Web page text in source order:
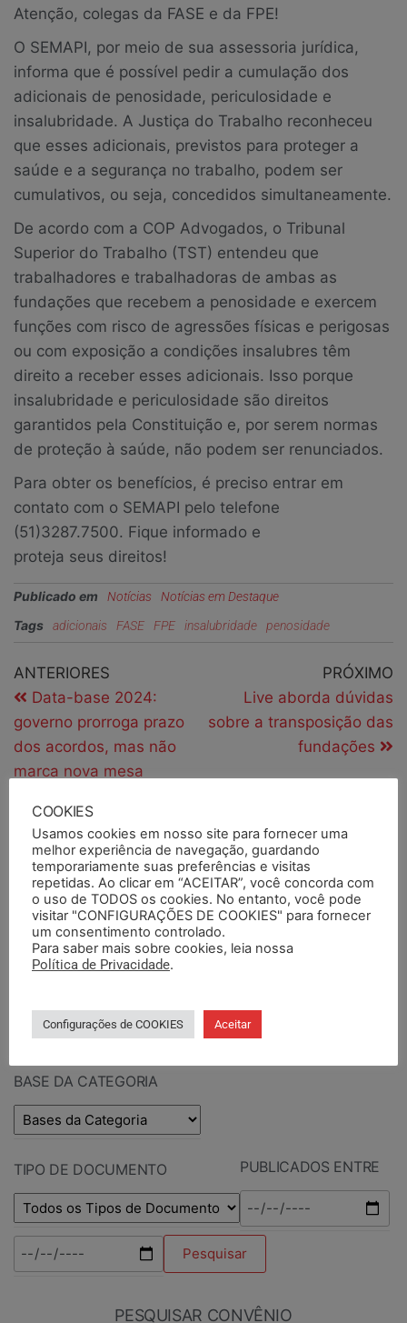
Atenção, colegas da FASE e da FPE!
O SEMAPI, por meio de sua assessoria jurídica,
informa que é possível pedir a cumulação dos
adicionais de penosidade, periculosidade e
insalubridade. A Justiça do Trabalho reconheceu
que esses adicionais, previstos para proteger a
saúde e a segurança no trabalho, podem ser
cumulativos, ou seja, concedidos simultaneamente.
De acordo com a COP Advogados, o Tribunal
Superior do Trabalho (TST) entendeu que
trabalhadores e trabalhadoras de ambas as
fundações que recebem a penosidade e exercem
funções com risco de agressões físicas e perigosas
ou com exposição a condições insalubres têm
direito a receber esses adicionais. Isso porque
insalubridade e periculosidade são direitos
garantidos pela Constituição e, por serem normas
de proteção à saúde, não podem ser renunciados.
Para obter os benefícios, é preciso entrar em
contato com o SEMAPI pelo telefone
(51)3287.7500. Fique informado e
proteja seus direitos!
Publicado em Notícias Notícias em Destaque
Tags adicionais FASE FPE insalubridade penosidade
ANTERIORES
Data-base 2024:
governo prorroga prazo
dos acordos, mas não
marca nova mesa
PRÓXIMO
Live aborda dúvidas
sobre a transposição das
fundações
PESQUISAR
PESQUISAR DOCUMENTOS
BASE DA CATEGORIA
TIPO DE DOCUMENTO PUBLICADOS ENTRE
PESQUISAR CONVÊNIO
COOKIES
Usamos cookies em nosso site para fornecer uma
melhor experiência de navegação, guardando
temporariamente suas preferências e visitas
repetidas. Ao clicar em “ACEITAR”, você concorda com
o uso de TODOS os cookies. No entanto, você pode
visitar "CONFIGURAÇÕES DE COOKIES" para fornecer
um consentimento controlado.
Para saber mais sobre cookies, leia nossa
Política de Privacidade.
Configurações de COOKIES Aceitar